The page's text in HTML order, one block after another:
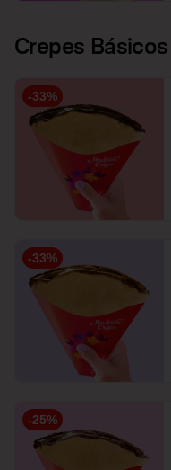
Crepes Básicos
-33%
-33%
-25%